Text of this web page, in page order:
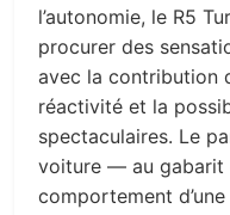
l’autonomie, le R5
procurer des
avec la contribution
réactivité et la
spectaculaires. Le
voiture — au
comportement